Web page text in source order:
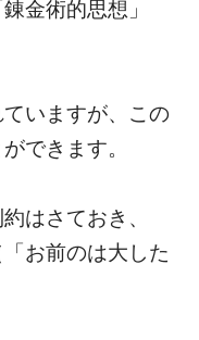
金術的思想」
いますが、この
できます。
はさておき、
お前のは大した